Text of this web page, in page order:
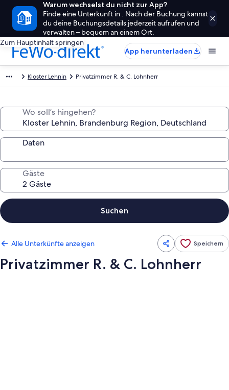
Warum wechselst du nicht zur App?
Finde eine Unterkunft in . Nach der Buchung kannst
du deine Buchungsdetails jederzeit aufrufen und
verwalten – bequem an einem Ort.
Zum Hauptinhalt springen
App herunterladen
Kloster Lehnin Privatzimmer R. & C. Lohnherr
Wo soll’s hingehen?
Daten
Gäste
Suchen
Alle Unterkünfte anzeigen Speichern
Privatzimmer R. & C. Lohnherr